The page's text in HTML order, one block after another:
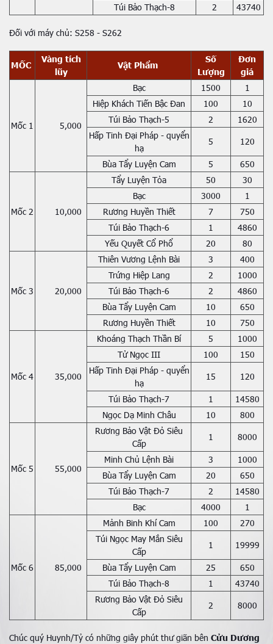
Túi Bảo Thạch-8
2 43740
Đối với máy chủ: S258 - S262
MỐC
Vàng tích
lũy
Vật Phẩm
Số
Lượng
Đơn
giá
Mốc 1 5,000
Bạc 1500
1
Hiệp Khách Tiến Bậc Đan
100
10
Túi Bảo Thạch-5
2
1620
Hấp Tinh Đại Pháp - quyển
hạ
5 120
Bùa Tẩy Luyện Cam 5 650
Mốc 2 10,000
Tẩy Luyện Tỏa 50
30
Bạc
3000
1
Rương Huyền Thiết
7
750
Túi Bảo Thạch-6
1
4860
Yếu Quyết Cổ Phổ
20 80
Mốc 3 20,000
Thiên Vương Lệnh Bài 3
400
Trứng Hiệp Lang
2
1000
Túi Bảo Thạch-6
2
4860
Bùa Tẩy Luyện Cam
10
650
Rương Huyền Thiết
10 750
Mốc 4 35,000
Khoáng Thạch Thần Bí 5
1000
Tử Ngọc III
100
150
Hấp Tinh Đại Pháp - quyển
hạ
15 120
Túi Bảo Thạch-7 1
14580
Ngọc Dạ Minh Châu
10 800
Mốc 5 55,000
Rương Bảo Vật Đỏ Siêu
Cấp
1 8000
Minh Chủ Lệnh Bài 3
1000
Bùa Tẩy Luyện Cam
20
650
Túi Bảo Thạch-7
2
14580
Bạc
4000 1
Mốc 6 85,000
Mảnh Binh Khí Cam 100
270
Túi Ngọc May Mắn Siêu
Cấp
1 19999
Bùa Tẩy Luyện Cam 25
650
Túi Bảo Thạch-8
1
43740
Rương Bảo Vật Đỏ Siêu
Cấp
2 8000
Chúc quý Huynh/Tỷ có những giây phút thư giãn bên Cửu Dương